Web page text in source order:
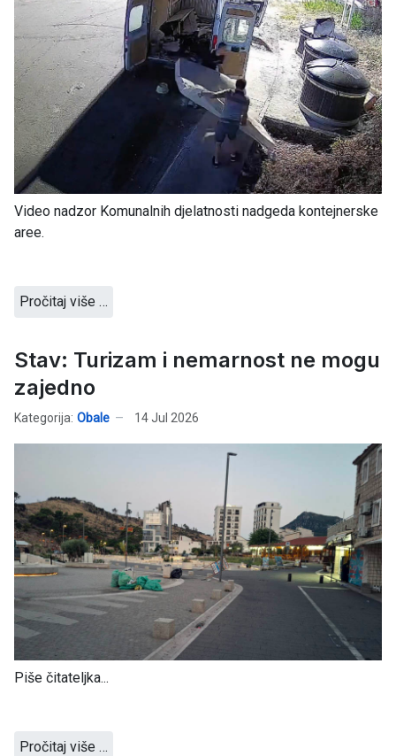
Video nadzor Komunalnih djelatnosti nadgeda kontejnerske
aree.
Pročitaj više …
Stav: Turizam i nemarnost ne mogu
zajedno
Kategorija: Obale 14 Jul 2026
Piše čitateljka...
Pročitaj više …